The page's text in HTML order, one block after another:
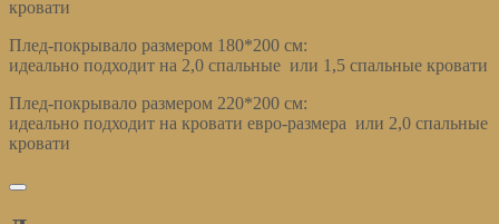
кровати
Плед-покрывало размером 180*200 см:
идеально подходит на 2,0 спальные или 1,5 спальные кровати
Плед-покрывало размером 220*200 см:
идеально подходит на кровати евро-размера или 2,0 спальные
кровати